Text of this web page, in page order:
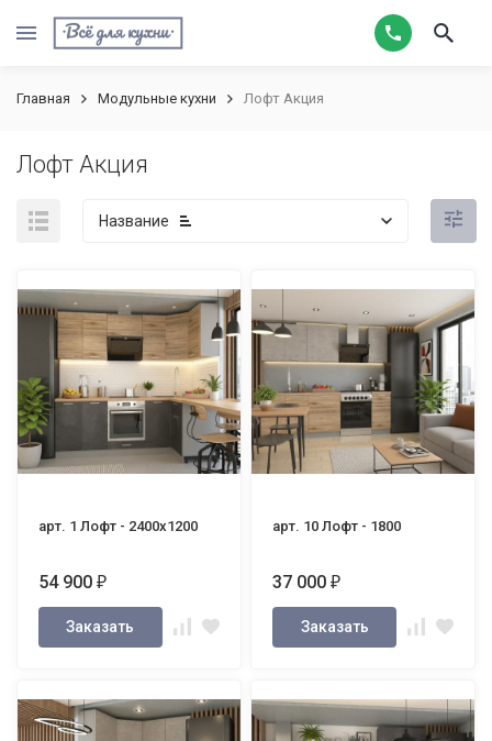
Главная Модульные кухни Лофт Акция
Лофт Акция
Название
арт. 1 Лофт - 2400х1200
54 900₽
Заказать
арт. 10 Лофт - 1800
37 000₽
Заказать